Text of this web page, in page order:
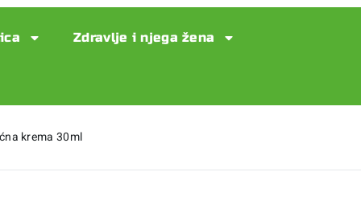
Zdravlje i njega žena
krema 30ml